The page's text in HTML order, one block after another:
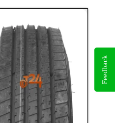
Feedback